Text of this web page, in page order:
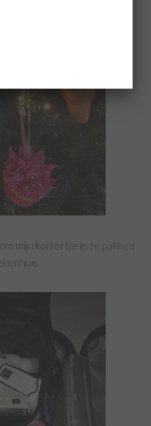
mijn koffertje in te pakken